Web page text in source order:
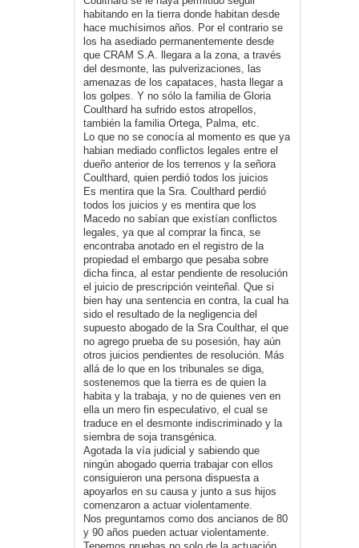
habitando en la tierra donde habitan desde
hace muchísimos años. Por el contrario se
los ha asediado permanentemente desde
que CRAM S.A. llegara a la zona, a través
del desmonte, las pulverizaciones, las
amenazas de los capataces, hasta llegar a
los golpes. Y no sólo la familia de Gloria
Coulthard ha sufrido estos atropellos,
también la familia Ortega, Palma, etc.
Lo que no se conocía al momento es que ya
habian mediado conflictos legales entre el
dueño anterior de los terrenos y la señora
Coulthard, quien perdió todos los juicios
Es mentira que la Sra. Coulthard perdió
todos los juicios y es mentira que los
Macedo no sabían que existían conflictos
legales, ya que al comprar la finca, se
encontraba anotado en el registro de la
propiedad el embargo que pesaba sobre
dicha finca, al estar pendiente de resolución
el juicio de prescripción veinteñal. Que si
bien hay una sentencia en contra, la cual ha
sido el resultado de la negligencia del
supuesto abogado de la Sra Coulthar, el que
no agrego prueba de su posesión, hay aún
otros juicios pendientes de resolución. Más
allá de lo que en los tribunales se diga,
sostenemos que la tierra es de quien la
habita y la trabaja, y no de quienes ven en
ella un mero fin especulativo, el cual se
traduce en el desmonte indiscriminado y la
siembra de soja transgénica.
Agotada la vía judicial y sabiendo que
ningún abogado querria trabajar con ellos
consiguieron una persona dispuesta a
apoyarlos en su causa y junto a sus hijos
comenzaron a actuar violentamente.
Nos preguntamos como dos ancianos de 80
y 90 años pueden actuar violentamente.